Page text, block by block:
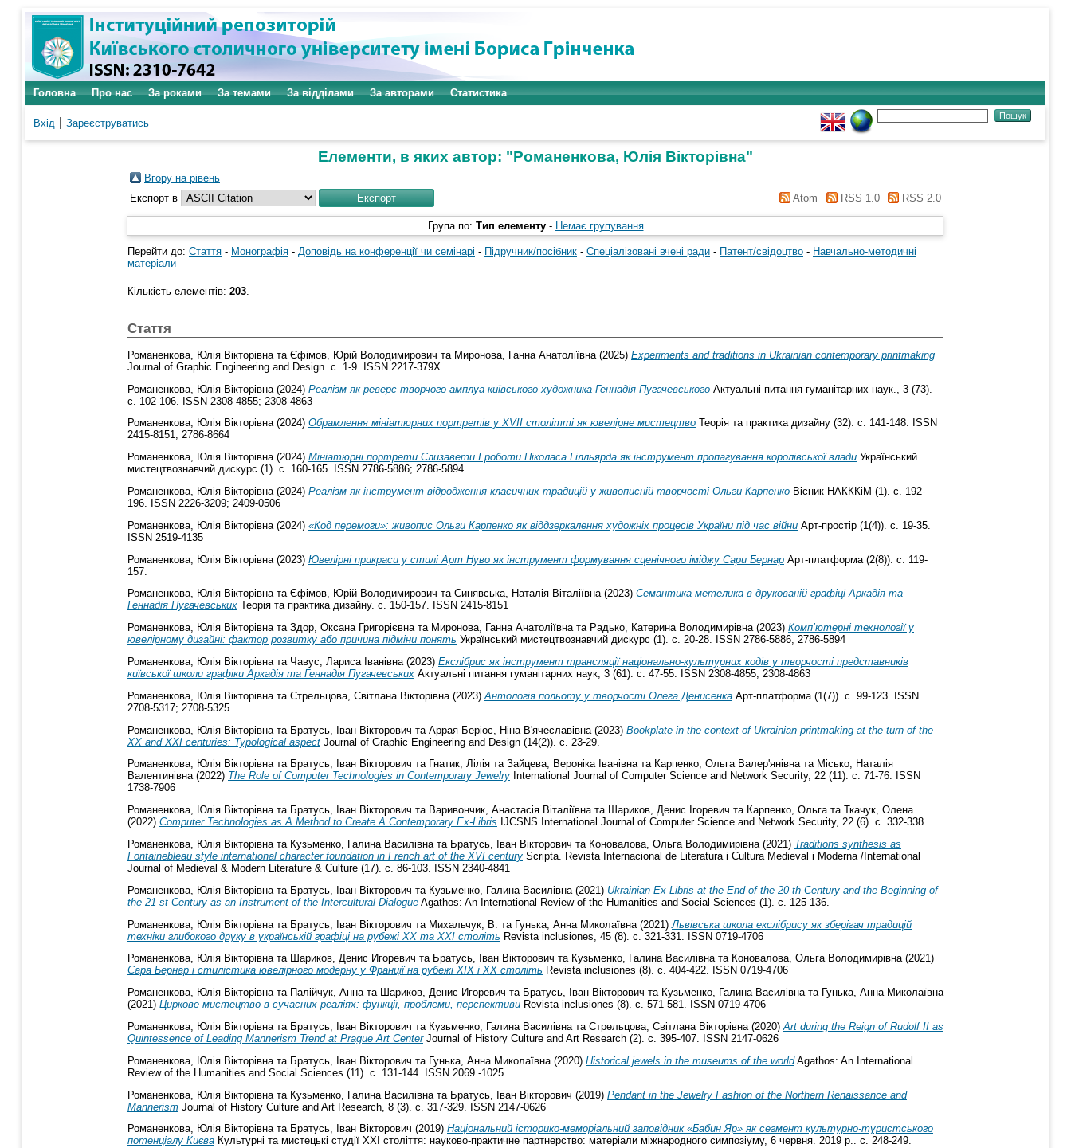
Головна Про нас За роками За темами За відділами За авторами Статистика
Вхід Зареєструватись
Елементи, в яких автор: "Романенкова, Юлія Вікторівна"
Вгору на рівень
Експорт в
Atom RSS 1.0 RSS 2.0
Група по: Тип елементу - Немає групування
Перейти до: Стаття - Монографія - Доповідь на конференції чи семінарі - Підручник/посібник - Спеціалізовані вчені ради - Патент/свідоцтво - Навчально-методичні
матеріали
Кількість елементів: 203.
Стаття
Романенкова, Юлія Вікторівна та Єфімов, Юрій Володимирович та Миронова, Ганна Анатоліївна (2025) Experiments and traditions in Ukrainian contemporary printmaking
Journal of Graphic Engineering and Design. с. 1-9. ISSN 2217-379X
Романенкова, Юлія Вікторівна (2024) Реалізм як реверс творчого амплуа київського художника Геннадія Пугачевського Актуальнi питання гуманiтарних наук., 3 (73).
с. 102-106. ISSN 2308-4855; 2308-4863
Романенкова, Юлія Вікторівна(2024) Обрамлення мініатюрних портретів у XVII столітті як ювелірне мистецтво Теорія та практика дизайну (32). с. 141-148. ISSN
2415-8151; 2786-8664
Романенкова, Юлія Вікторівна(2024) Мініатюрні портрети Єлизавети I роботи Ніколаса Гілльярда як інструмент пропагування королівської влади Український
мистецтвознавчий дискурс (1). с. 160-165. ISSN 2786-5886; 2786-5894
Романенкова, Юлія Вікторівна (2024) Реалізм як інструмент відродження класичних традицій у живописній творчості Ольги Карпенко Вісник НАКККіМ (1). с. 192-
196. ISSN 2226-3209; 2409-0506
Романенкова, Юлія Вікторівна (2024) «Код перемоги»: живопис Ольги Карпенко як віддзеркалення художніх процесів України під час війни Арт-простір (1(4)). с. 19-35.
ISSN 2519-4135
Романенкова, Юлія Вікторівна (2023) Ювелірні прикраси у стилі Арт Нуво як інструмент формування сценічного іміджу Сари Бернар Арт-платформа (2(8)). с. 119-
157.
Романенкова, Юлія Вікторівната Єфімов, Юрій Володимирович та Синявська, Наталія Віталіївна(2023) Семантика метелика в друкованій графіці Аркадія та
Геннадія Пугачевських Теорія та практика дизайну. с. 150-157. ISSN 2415-8151
Романенкова, Юлія Вікторівната Здор, Оксана Григорієвната Миронова, Ганна Анатоліївната Радько, Катерина Володимирівна(2023) Комп’ютерні технології у
ювелірному дизайні: фактор розвитку або причина підміни понять Український мистецтвознавчий дискурс (1). с. 20-28. ISSN 2786-5886, 2786-5894
Романенкова, Юлія Вікторівна та Чавус, Лариса Іванівна (2023) Екслібрис як інструмент трансляції національно-культурних кодів у творчості представників
київської школи графіки Аркадія та Геннадія Пугачевських Актуальнi питання гуманiтарних наук, 3 (61). с. 47-55. ISSN 2308-4855, 2308-4863
Романенкова, Юлія Вікторівна та Стрельцова, Світлана Вікторівна (2023) Антологія польоту у творчості Олега Денисенка Арт-платформа (1(7)). с. 99-123. ISSN
2708-5317; 2708-5325
Романенкова, Юлія Вікторівна та Братусь, Іван Вікторович та Аррая Беріос, Ніна В'ячеславівна (2023) Bookplate in the context of Ukrainian printmaking at the turn of the
XX and XXI centuries: Typological aspect Journal of Graphic Engineering and Design (14(2)). с. 23-29.
Романенкова, Юлія Вікторівната Братусь, Іван Вікторович та Гнатик, Лілія та Зайцева, Вероніка Іванівната Карпенко, Ольга Валер'янівната Місько, Наталія
Валентинівна(2022) The Role of Computer Technologies in Contemporary Jewelry International Journal of Computer Science and Network Security, 22 (11). с. 71-76. ISSN
1738-7906
Романенкова, Юлія Вікторівната Братусь, Іван Вікторович та Варивончик, Анастасія Віталіївната Шариков, Денис Ігоревич та Карпенко, Ольгата Ткачук, Олена
(2022) Computer Technologies as A Method to Create A Contemporary Ex-Libris IJCSNS International Journal of Computer Science and Network Security, 22 (6). с. 332-338.
Романенкова, Юлія Вікторівна та Кузьменко, Галина Василівна та Братусь, Іван Вікторович та Коновалова, Ольга Володимирівна (2021) Traditions synthesis as
Fontainebleau style international character foundation in French art of the XVI century Scripta. Revista Internacional de Literatura i Cultura Medieval i Moderna /International
Journal of Medieval & Modern Literature & Culture (17). с. 86-103. ISSN 2340-4841
Романенкова, Юлія Вікторівна та Братусь, Іван Вікторович та Кузьменко, Галина Василівна (2021) Ukrainian Ex Libris at the End of the 20 th Century and the Beginning of
the 21 st Century as an Instrument of the Intercultural Dialogue Agathos: An International Review of the Humanities and Social Sciences (1). с. 125-136.
Романенкова, Юлія Вікторівна та Братусь, Іван Вікторович та Михальчук, В. та Гунька, Анна Миколаївна (2021) Львівська школа екслібрису як зберігач традицій
техніки глибокого друку в українській графіці на рубежі XX та XXI століть Revista inclusiones, 45 (8). с. 321-331. ISSN 0719-4706
Романенкова, Юлія Вікторівната Шариков, Денис Игоревич та Братусь, Іван Вікторович та Кузьменко, Галина Василівната Коновалова, Ольга Володимирівна(2021)
Сара Бернар і стилістика ювелірного модерну у Франції на рубежі XIX і XX століть Revista inclusiones (8). с. 404-422. ISSN 0719-4706
Романенкова, Юлія Вікторівната Палійчук, Анната Шариков, Денис Игоревич та Братусь, Іван Вікторович та Кузьменко, Галина Василівната Гунька, Анна Миколаївна
(2021) Циркове мистецтво в сучасних реаліях: функції, проблеми, перспективи Revista inclusiones (8). с. 571-581. ISSN 0719-4706
Романенкова, Юлія Вікторівна та Братусь, Іван Вікторович та Кузьменко, Галина Василівна та Стрельцова, Світлана Вікторівна (2020) Art during the Reign of Rudolf II as
Quintessence of Leading Mannerism Trend at Prague Art CenterJournal of History Culture and Art Research (2). с. 395-407. ISSN 2147-0626
Романенкова, Юлія Вікторівна та Братусь, Іван Вікторович та Гунька, Анна Миколаївна (2020) Historical jewels in the museums of the worldAgathos: An International
Review of the Humanities and Social Sciences (11). с. 131-144. ISSN 2069 -1025
Романенкова, Юлія Вікторівна та Кузьменко, Галина Василівна та Братусь, Іван Вікторович (2019) Pendant in the Jewelry Fashion of the Northern Renaissance and
Mannerism Journal of History Culture and Art Research, 8 (3). с. 317-329. ISSN 2147-0626
Романенкова, Юлія Вікторівната Братусь, Іван Вікторович (2019) Національний історико-меморіальний заповідник «Бабин Яр» як сегмент культурно-туристського
потенціалу Києва Культурні та мистецькі студії ХХІ століття: науково-практичне партнерство: матеріали міжнародного симпозіуму, 6 червня. 2019 р.. с. 248-249.